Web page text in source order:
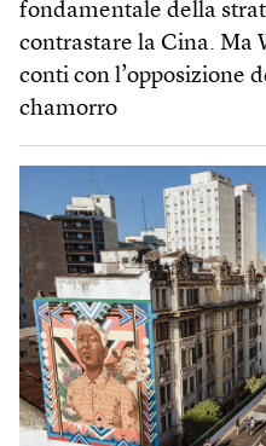
fondamentale della
contrastare la Cina. Ma
conti con l’opposizione
chamorro